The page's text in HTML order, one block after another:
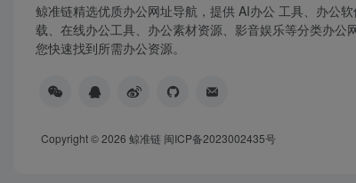
鲸准链精选优质办公网址导航，提供 AI办公 工具、办公软
载、在线办公工具、办公素材资源、影音娱乐等分类办公
您快速找到所需办公资源。
Copyright © 2026 鲸准链 闽ICP备2023002435号